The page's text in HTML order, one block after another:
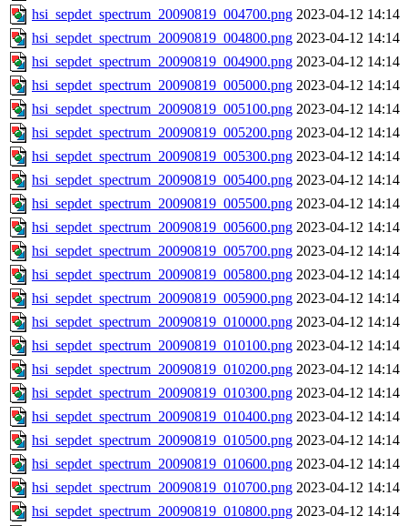
hsi_sepdet_spectrum_20090819_004700.png 2023-04-12 14:14
hsi_sepdet_spectrum_20090819_004800.png 2023-04-12 14:14
hsi_sepdet_spectrum_20090819_004900.png 2023-04-12 14:14
hsi_sepdet_spectrum_20090819_005000.png 2023-04-12 14:14
hsi_sepdet_spectrum_20090819_005100.png 2023-04-12 14:14
hsi_sepdet_spectrum_20090819_005200.png 2023-04-12 14:14
hsi_sepdet_spectrum_20090819_005300.png 2023-04-12 14:14
hsi_sepdet_spectrum_20090819_005400.png 2023-04-12 14:14
hsi_sepdet_spectrum_20090819_005500.png 2023-04-12 14:14
hsi_sepdet_spectrum_20090819_005600.png 2023-04-12 14:14
hsi_sepdet_spectrum_20090819_005700.png 2023-04-12 14:14
hsi_sepdet_spectrum_20090819_005800.png 2023-04-12 14:14
hsi_sepdet_spectrum_20090819_005900.png 2023-04-12 14:14
hsi_sepdet_spectrum_20090819_010000.png 2023-04-12 14:14
hsi_sepdet_spectrum_20090819_010100.png 2023-04-12 14:14
hsi_sepdet_spectrum_20090819_010200.png 2023-04-12 14:14
hsi_sepdet_spectrum_20090819_010300.png 2023-04-12 14:14
hsi_sepdet_spectrum_20090819_010400.png 2023-04-12 14:14
hsi_sepdet_spectrum_20090819_010500.png 2023-04-12 14:14
hsi_sepdet_spectrum_20090819_010600.png 2023-04-12 14:14
hsi_sepdet_spectrum_20090819_010700.png 2023-04-12 14:14
hsi_sepdet_spectrum_20090819_010800.png 2023-04-12 14:14